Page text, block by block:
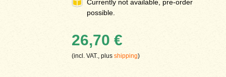
Currently not available, pre-order
possible.
26,70 €
(incl. VAT., plusshipping)